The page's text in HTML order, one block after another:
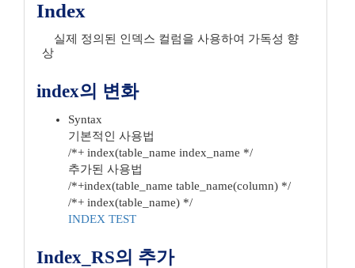
Index
실제 정의된 인덱스 컬럼을 사용하여 가독성 향
상
index의 변화
Syntax
기본적인 사용법
/*+ index(table_name index_name */
추가된 사용법
/*+index(table_name table_name(column) */
/*+ index(table_name) */
INDEX TEST
Index_RS의 추가